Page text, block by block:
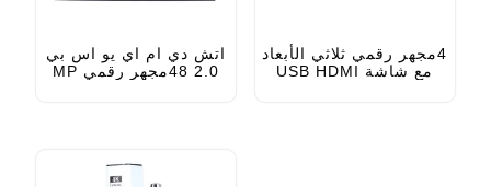
اتش دي ام اي يو اس بي
2.0 48مجهر رقمي MP
4مجهر رقمي ثلاثي الأبعاد
مع شاشة USB HDMI